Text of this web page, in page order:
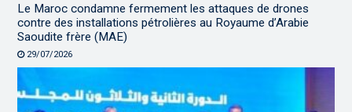
Le Maroc condamne fermement les attaques de drones
contre des installations pétrolières au Royaume d’Arabie
Saoudite frère (MAE)
29/07/2026